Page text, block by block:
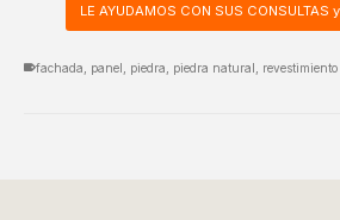
LE AYUDAMOS CON SUS CONSULTAS
fachada panel piedra piedra natural revestimiento